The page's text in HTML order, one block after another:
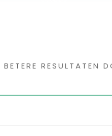
RESULTATEN